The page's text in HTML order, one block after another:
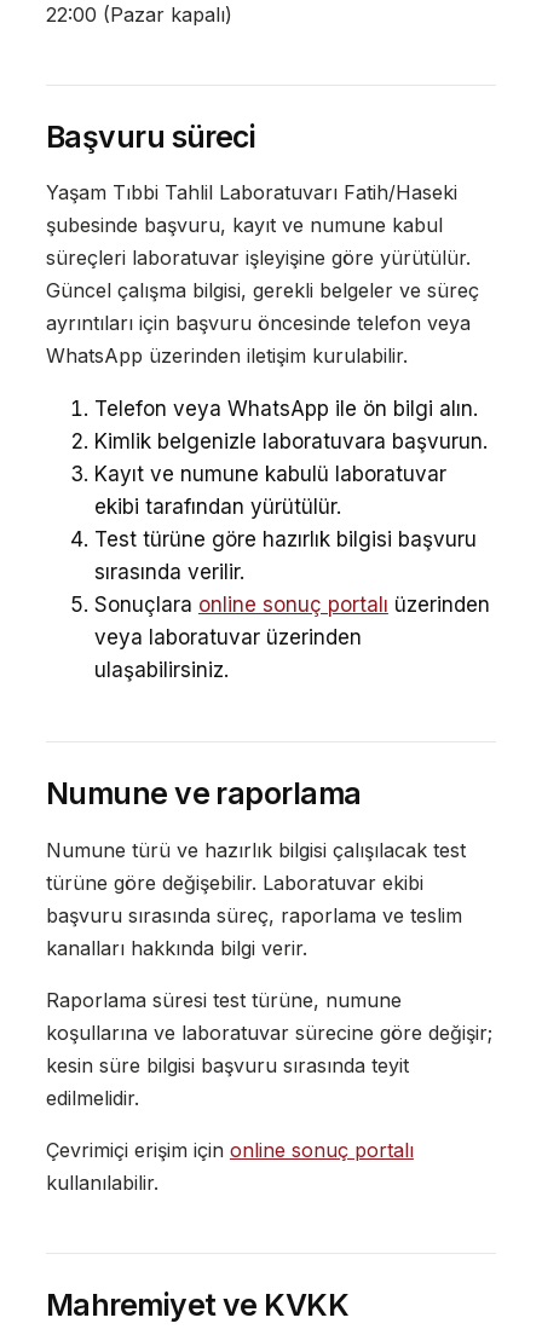
22:00 (Pazar kapalı)
Başvuru süreci
Yaşam Tıbbi Tahlil Laboratuvarı Fatih/Haseki
şubesinde başvuru, kayıt ve numune kabul
süreçleri laboratuvar işleyişine göre yürütülür.
Güncel çalışma bilgisi, gerekli belgeler ve süreç
ayrıntıları için başvuru öncesinde telefon veya
WhatsApp üzerinden iletişim kurulabilir.
Telefon veya WhatsApp ile ön bilgi alın.
Kimlik belgenizle laboratuvara başvurun.
Kayıt ve numune kabulü laboratuvar
ekibi tarafından yürütülür.
Test türüne göre hazırlık bilgisi başvuru
sırasında verilir.
Sonuçlara online sonuç portalı üzerinden
veya laboratuvar üzerinden
ulaşabilirsiniz.
Numune ve raporlama
Numune türü ve hazırlık bilgisi çalışılacak test
türüne göre değişebilir. Laboratuvar ekibi
başvuru sırasında süreç, raporlama ve teslim
kanalları hakkında bilgi verir.
Raporlama süresi test türüne, numune
koşullarına ve laboratuvar sürecine göre değişir;
kesin süre bilgisi başvuru sırasında teyit
edilmelidir.
Çevrimiçi erişim için online sonuç portalı
kullanılabilir.
Mahremiyet ve KVKK